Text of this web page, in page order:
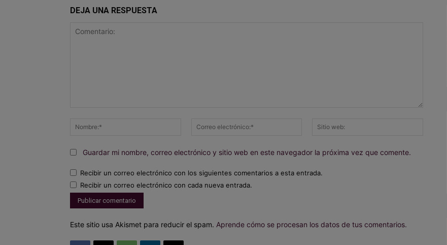
DEJA UNA RESPUESTA
Nombre:*
Correo
Guardar mi nombre, correo electrónico y sitio web en este navegador la próxima vez que comente.
Recibir un correo electrónico con los siguientes comentarios a esta entrada.
Recibir un correo electrónico con cada nueva entrada.
Este sitio usa Akismet para reducir el spam. Aprende cómo se procesan los datos de tus comentarios.